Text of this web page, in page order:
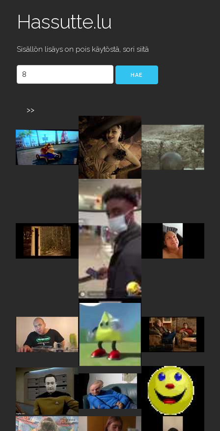
Hassutte.lu
Sisällön lisäys on pois käytöstä, sori siitä
>>